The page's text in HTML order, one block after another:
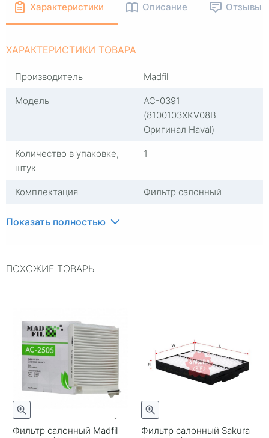
Характеристики Описание Отзывы
ХАРАКТЕРИСТИКИ ТОВАРА
Производитель
Madfil
Модель
AC-0391
(8100103XKV08B
Оригинал Haval)
Количество в упаковке,
штук
1
Комплектация
Фильтр салонный
Группа
Показать полностью
ПОХОЖИЕ ТОВАРЫ
Фильтр салонный Madfil
Фильтр салонный Sakura